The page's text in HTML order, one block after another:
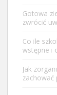
Gotowa
zwrócić
Co ile
wstępne i
Jak
zachować